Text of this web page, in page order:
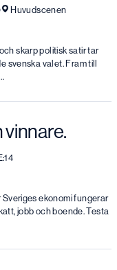
Huvudscenen
skarp politisk satir tar
svenska valet. Fram till
vinnare.
ekonomi fungerar
jobb och boende. Testa